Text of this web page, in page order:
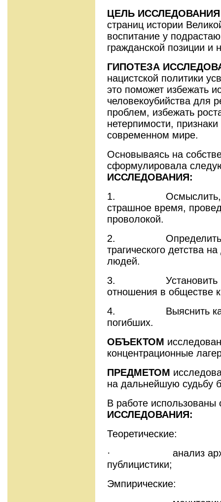
ЦЕЛЬ
страниц истории
воспитание у
гражданской позиции и
ГИПОТЕЗА
нацистской политики
это поможет избежать
человекоубийства для
проблем, избежать
нетерпимости,
современном мире.
Основываясь на
сформулировала
ИССЛЕДОВАНИЯ:
1. Осмыслить,
страшное время,
проволокой.
2. Определить
трагического детства
людей.
3. Установить
отношения в обществе
4. Выяснить
погибших.
ОБЪЕКТОМ
концентрационные
ПРЕДМЕТОМ
на дальнейшую судьбу
В работе
ИССЛЕДОВАНИЯ:
Теоретические:
· анализ
публицистики;
Эмпирические: